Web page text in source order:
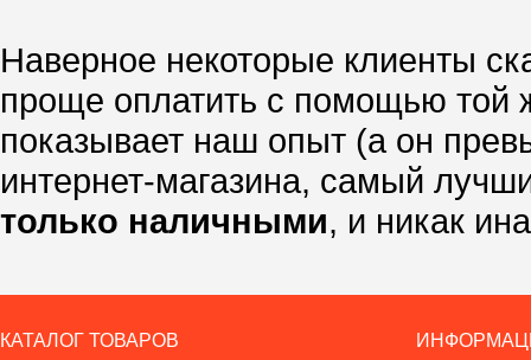
Наверное некоторые клиенты
проще оплатить с помощью той
показывает наш опыт (а он
интернет-магазина, самый
только наличными, и никак
КАТАЛОГ ТОВАРОВ